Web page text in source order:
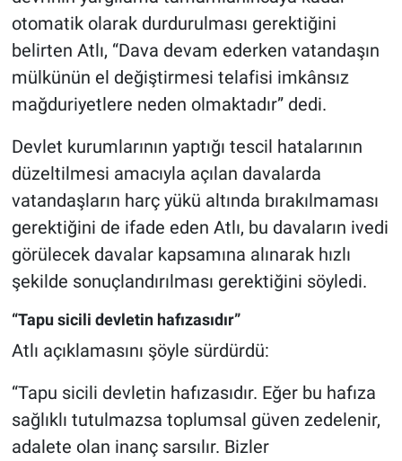
otomatik olarak durdurulması gerektiğini
belirten Atlı, “Dava devam ederken vatandaşın
mülkünün el değiştirmesi telafisi imkânsız
mağduriyetlere neden olmaktadır” dedi.
Devlet kurumlarının yaptığı tescil hatalarının
düzeltilmesi amacıyla açılan davalarda
vatandaşların harç yükü altında bırakılmaması
gerektiğini de ifade eden Atlı, bu davaların ivedi
görülecek davalar kapsamına alınarak hızlı
şekilde sonuçlandırılması gerektiğini söyledi.
“Tapu sicili devletin hafızasıdır”
Atlı açıklamasını şöyle sürdürdü:
“Tapu sicili devletin hafızasıdır. Eğer bu hafıza
sağlıklı tutulmazsa toplumsal güven zedelenir,
adalete olan inanç sarsılır. Bizler